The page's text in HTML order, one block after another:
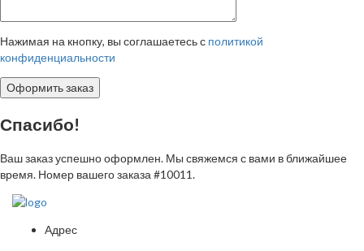
Нажимая на кнопку, вы соглашаетесь с политикой
конфиденциальности
Спасибо!
Ваш заказ успешно оформлен. Мы свяжемся с вами в ближайшее
время. Номер вашего заказа#10011.
Адрес